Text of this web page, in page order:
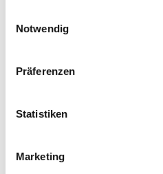
Notwendig
Präferenzen
Statistiken
Marketing
Sehen Sie sich alle